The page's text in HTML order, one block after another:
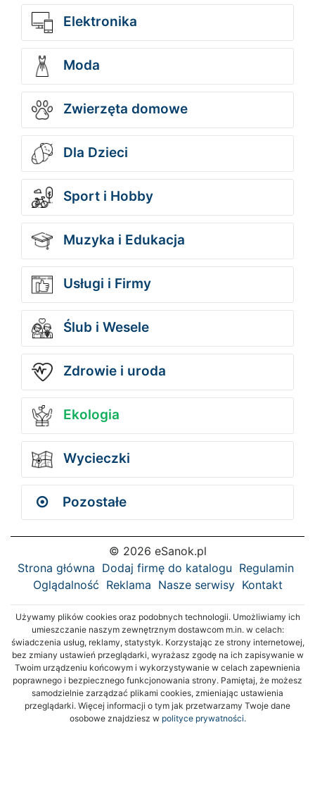
Elektronika
Moda
Zwierzęta domowe
Dla Dzieci
Sport i Hobby
Muzyka i Edukacja
Usługi i Firmy
Ślub i Wesele
Zdrowie i uroda
Ekologia
Wycieczki
Pozostałe
© 2026 eSanok.pl
Strona główna Dodaj firmę do katalogu Regulamin
Oglądalność Reklama Nasze serwisy Kontakt
Używamy plików cookies oraz podobnych technologii. Umożliwiamy ich
umieszczanie naszym zewnętrznym dostawcom m.in. w celach:
świadczenia usług, reklamy, statystyk. Korzystając ze strony internetowej,
bez zmiany ustawień przeglądarki, wyrażasz zgodę na ich zapisywanie w
Twoim urządzeniu końcowym i wykorzystywanie w celach zapewnienia
poprawnego i bezpiecznego funkcjonowania strony. Pamiętaj, że możesz
samodzielnie zarządzać plikami cookies, zmieniając ustawienia
przeglądarki. Więcej informacji o tym jak przetwarzamy Twoje dane
osobowe znajdziesz w polityce prywatności.